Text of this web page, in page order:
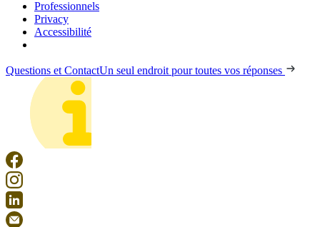
Professionnels
Privacy
Accessibilité
Questions et ContactUn seul endroit pour toutes vos réponses